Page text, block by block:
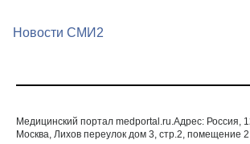
Москва, Лихов переулок дом 3, стр.2, помещение 2
использование материалов допускается только с
письменногосогласия редакции.